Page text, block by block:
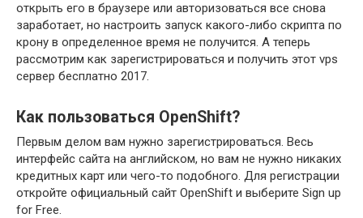
открыть его в браузере или авторизоваться все снова
заработает, но настроить запуск какого-либо скрипта по
крону в определенное время не получится. А теперь
рассмотрим как зарегистрироваться и получить этот vps
сервер бесплатно 2017.
Как пользоваться OpenShift?
Первым делом вам нужно зарегистрироваться. Весь
интерфейс сайта на английском, но вам не нужно никаких
кредитных карт или чего-то подобного. Для регистрации
откройте официальный сайт OpenShift и выберите Sign up
for Free.